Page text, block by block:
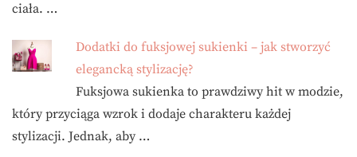
ciała. …
Dodatki do fuksjowej sukienki – jak stworzyć
elegancką stylizację?
Fuksjowa sukienka to prawdziwy hit w modzie,
który przyciąga wzrok i dodaje charakteru każdej
stylizacji. Jednak, aby …